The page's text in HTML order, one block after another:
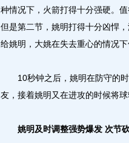
种情况下，火箭打得十分强硬。
但是第二节，姚明打得十分凶悍
给姚明，大姚在失去重心的情况下
10秒钟之后，姚明在防守的时
友，接着姚明又在进攻的时候将
姚明及时调整强势爆发 次节